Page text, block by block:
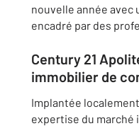
nouvelle année
encadré par des
Century 21
immobilier de
Implantée
expertise du marché